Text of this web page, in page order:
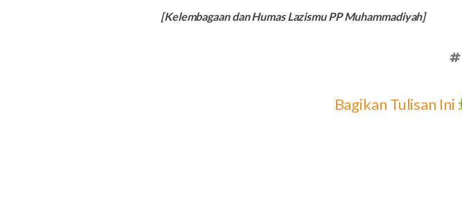
[Kelembagaan dan Humas Lazismu PP Muhammadiyah]
Bagikan Tulisan Ini :